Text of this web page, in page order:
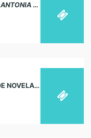
ANTONIA DEL BARCO
CLUB DE LECTURA EN LA NUBE DE NOVELA HISTÓRICA EN OCTUBRE